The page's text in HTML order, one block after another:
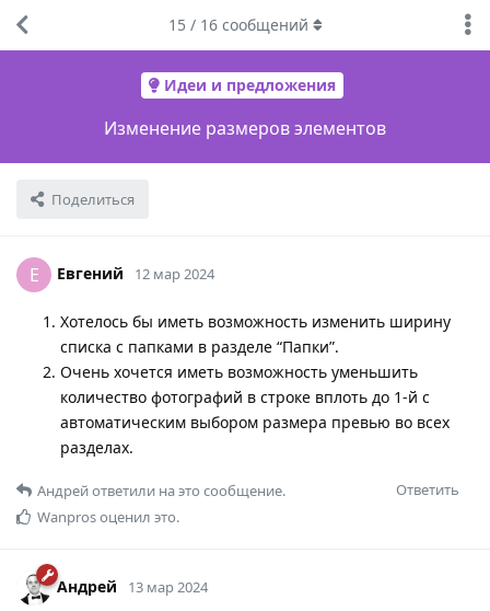
Идеи и предложения
Изменение размеров элементов
Поделиться
15 / 16сообщений
Е Евгений 12 мар 2024
Хотелось бы иметь возможность изменить ширину
списка с папками в разделе “Папки”.
Очень хочется иметь возможность уменьшить
количество фотографий в строке вплоть до 1-й с
автоматическим выбором размера превью во всех
разделах.
Ответить
Андрейответили на это сообщение.
Wanprosоценил это.
Андрей 13 мар 2024